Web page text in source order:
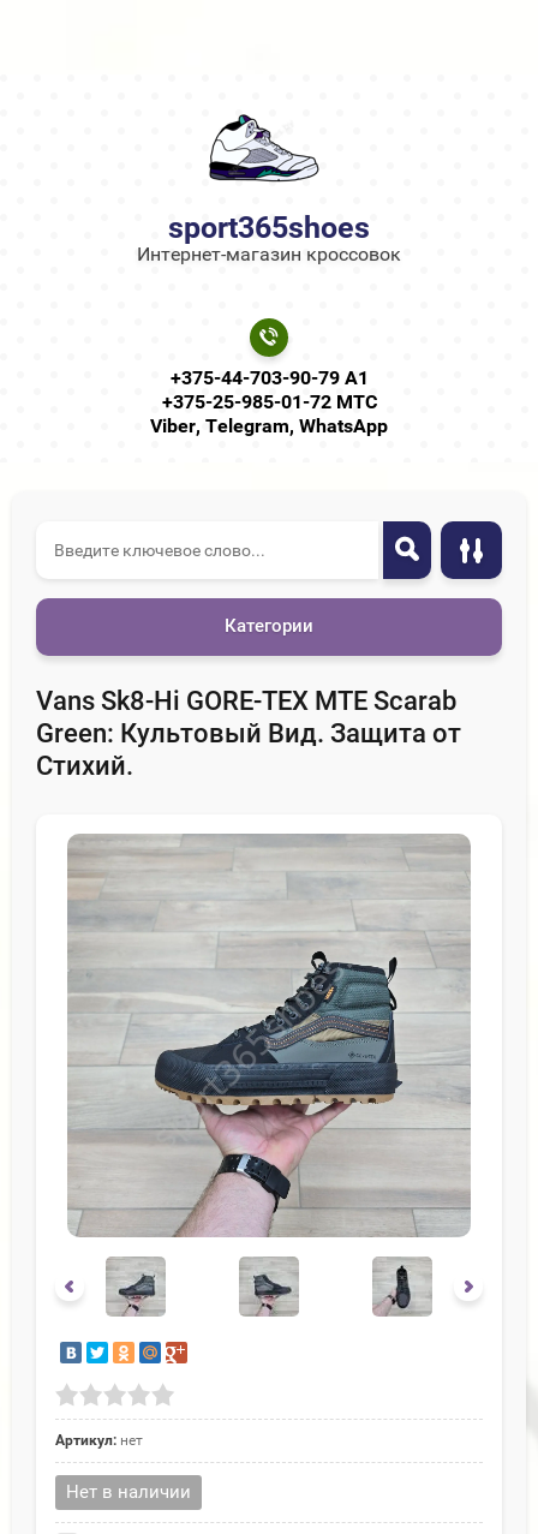
sport365shoes
Интернет-магазин кроссовок
+375-44-703-90-79 А1
+375-25-985-01-72 МТС
Viber, Telegram, WhatsApp
Категории
Vans Sk8-Hi GORE-TEX MTE Scarab
Green: Культовый Вид. Защита от
Стихий.
Артикул: нет
Нет в наличии